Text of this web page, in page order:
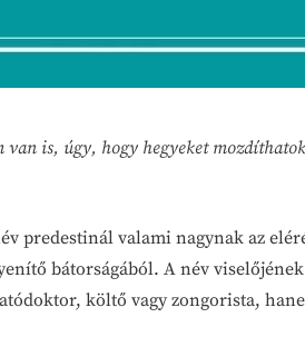
is, úgy, hogy hegyeket
predestinál valami nagynak az
bátorságából. A név
költő vagy zongorista,